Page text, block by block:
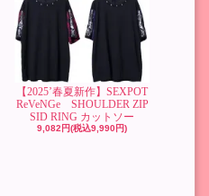
【2025’春夏新作】SEXPOT
ReVeNGe SHOULDER ZIP
SID RING カットソー
9,082円(税込9,990円)